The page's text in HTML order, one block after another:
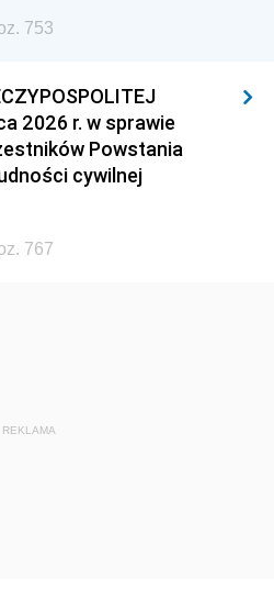
753
2026 r. w sprawie
Powstania
cywilnej
767
REKLAMA